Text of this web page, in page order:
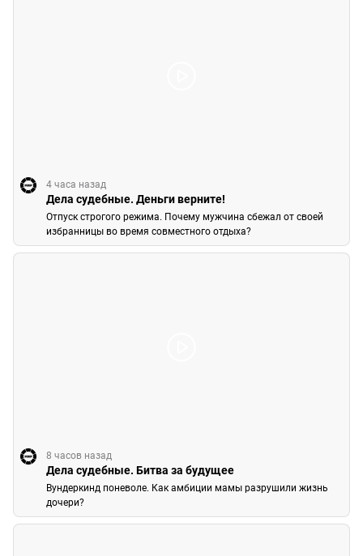
4 часа назад
Дела судебные. Деньги верните!
Отпуск строгого режима. Почему мужчина сбежал от своей
избранницы во время совместного отдыха?
8 часов назад
Дела судебные. Битва за будущее
Вундеркинд поневоле. Как амбиции мамы разрушили жизнь
дочери?